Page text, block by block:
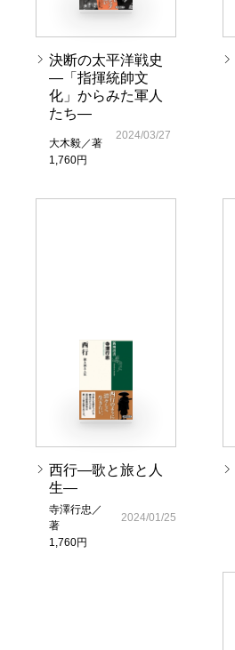
決断の太平洋戦史
―「指揮統帥文
化」からみた軍人
たち―
大木毅／著
1,760円
2024/03/27
西行―歌と旅と人
生―
寺澤行忠／
著
1,760円
2024/01/25